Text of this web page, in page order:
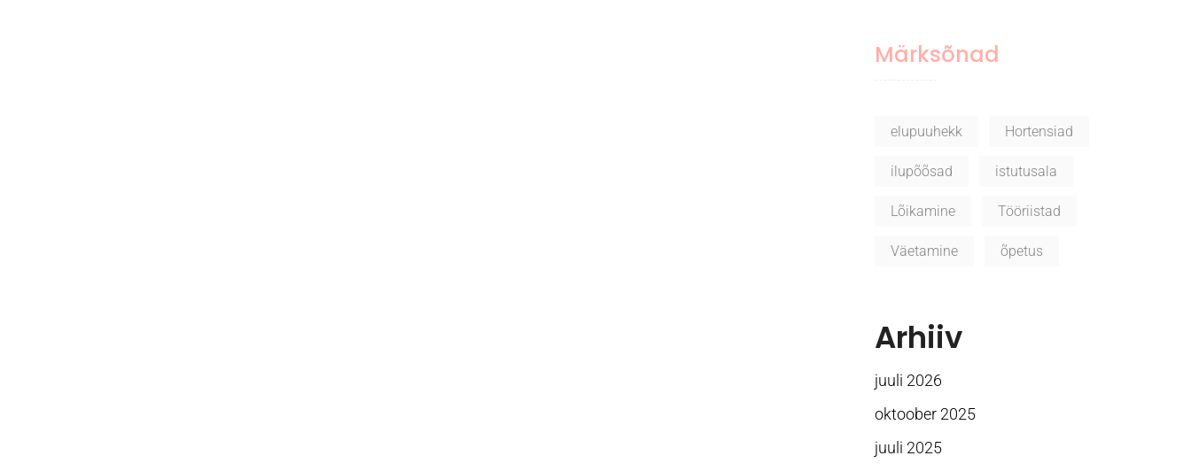
Märksõnad
elupuuhekk Hortensiad
ilupõõsad istutusala
Lõikamine Tööriistad
Väetamine õpetus
Arhiiv
juuli 2026
oktoober 2025
juuli 2025